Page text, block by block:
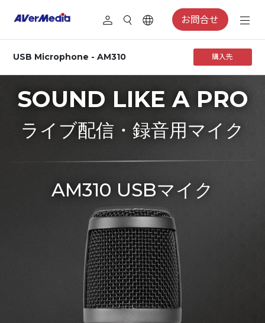
お問合せ
USB Microphone - AM310 購入先
SOUND LIKE A PRO
ライブ配信・録音用マイク
AM310 USBマイク